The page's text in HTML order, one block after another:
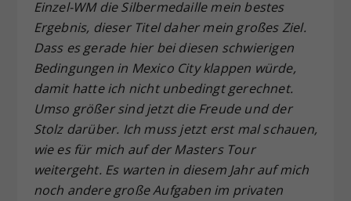
Einzel-WM die Silbermedaille mein bestes
Ergebnis, dieser Titel daher mein großes Ziel.
Dass es gerade hier bei diesen schwierigen
Bedingungen in Mexico City klappen würde,
damit hatte ich nicht unbedingt gerechnet.
Umso größer sind jetzt die Freude und der
Stolz darüber. Ich muss jetzt erst mal schauen,
wie es für mich auf der Masters Tour
weitergeht. Es warten in diesem Jahr auf mich
noch andere große Aufgaben im privaten